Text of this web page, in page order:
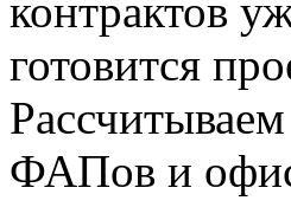
контрактов
готовится
ФАПов и